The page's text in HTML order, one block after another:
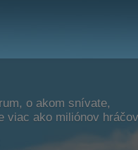
o akom snívate,
viac ako miliónov